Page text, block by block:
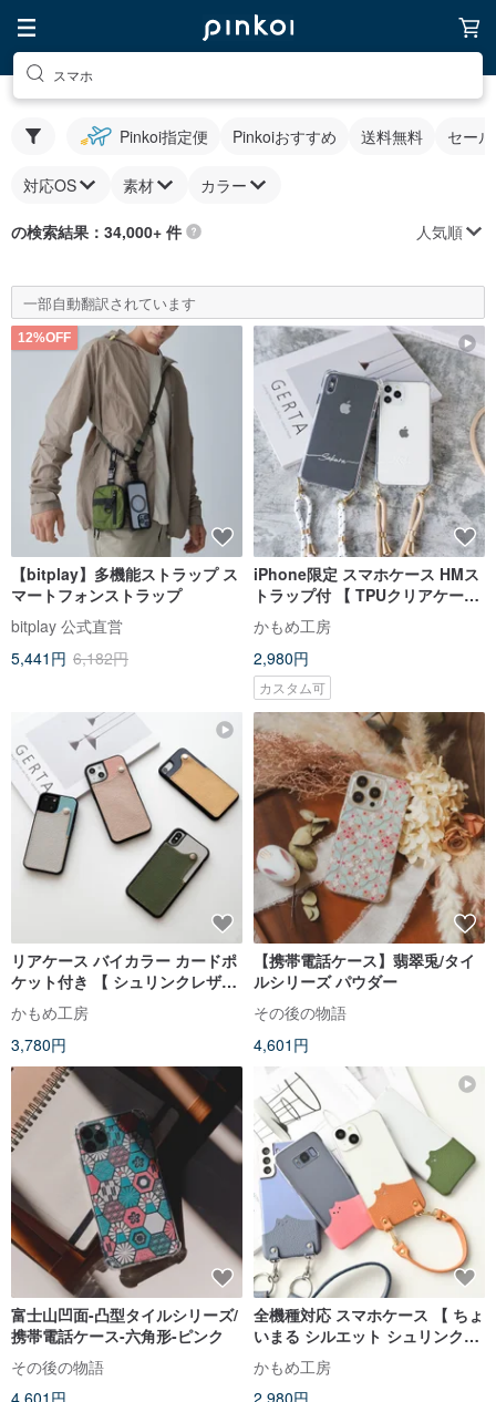
スマホ
Pinkoi指定便 Pinkoiおすすめ 送料無料 セー
対応OS 素材 カラー
の検索結果：34,000+ 件 人気順
一部自動翻訳されています
12%OFF
【bitplay】多機能ストラップ ス
マートフォンストラップ
bitplay 公式直営
5,441円 6,182円
iPhone限定 スマホケース HMス
トラップ付 【 TPUクリアケース
名入れ 】 スマホショルダー クリ
ア 文字入れ OS10U
かもめ工房
2,980円
カスタム可
リアケース バイカラー カードポ
ケット付き 【 シュリンクレザー
】姫路レザー iPhone 通勤 通学
JS10K
かもめ工房
3,780円
【携帯電話ケース】翡翠兎/タイ
ルシリーズ パウダー
その後の物語
4,601円
富士山凹面-凸型タイルシリーズ/
携帯電話ケース-六角形-ピンク
その後の物語
全機種対応 スマホケース 【 ちょ
いまる シルエット シュリンクレ
ザー 】 ねこ くま クリア スマホ
ショルダー 姫路レザー くすみカ
かもめ工房